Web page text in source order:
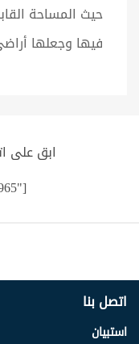
حيث المساحة
فيها وجعلها
ابق على
اتصل بنا
استبيان